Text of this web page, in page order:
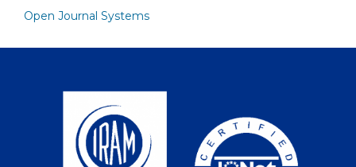
Open Journal Systems